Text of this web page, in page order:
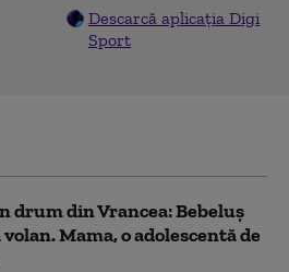
Descarcă aplicația Digi
Sport
drum din Vrancea: Bebeluș
Mama, o adolescentă de